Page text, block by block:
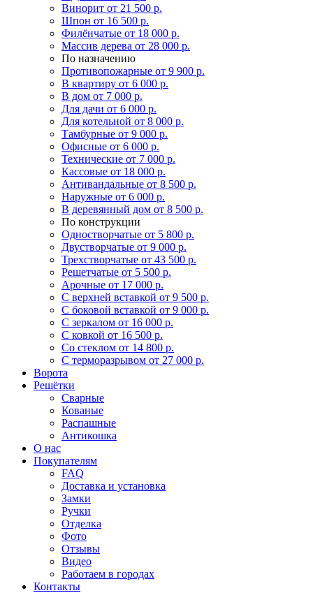
Винорит от 21 500 р.
Шпон от 16 500 р.
Филёнчатые от 18 000 р.
Массив дерева от 28 000 р.
По назначению
Противопожарные от 9 900 р.
В квартиру от 6 000 р.
В дом от 7 000 р.
Для дачи от 6 000 р.
Для котельной от 8 000 р.
Тамбурные от 9 000 р.
Офисные от 6 000 р.
Технические от 7 000 р.
Кассовые от 18 000 р.
Антивандальные от 8 500 р.
Наружные от 6 000 р.
В деревянный дом от 8 500 р.
По конструкции
Одностворчатые от 5 800 р.
Двустворчатые от 9 000 р.
Трехстворчатые от 43 500 р.
Решетчатые от 5 500 р.
Арочные от 17 000 р.
С верхней вставкой от 9 500 р.
С боковой вставкой от 9 000 р.
С зеркалом от 16 000 р.
С ковкой от 16 500 р.
Со стеклом от 14 800 р.
С терморазрывом от 27 000 р.
Ворота
Решётки
Сварные
Кованые
Распашные
Антикошка
О нас
Покупателям
FAQ
Доставка и установка
Замки
Ручки
Отделка
Фото
Отзывы
Видео
Работаем в городах
Контакты